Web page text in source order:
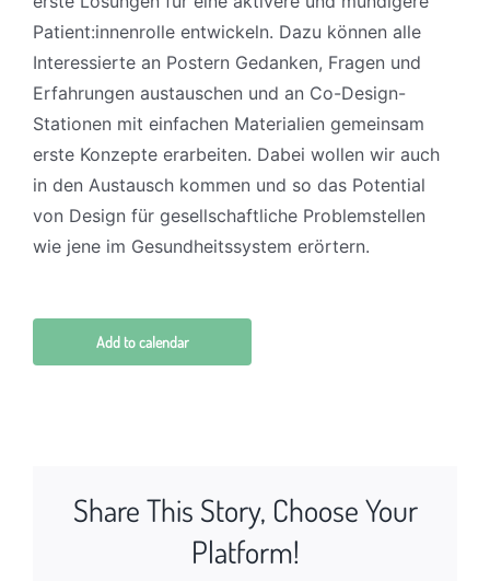
Patient:innenrolle entwickeln. Dazu können alle
Interessierte an Postern Gedanken, Fragen und
Erfahrungen austauschen und an Co-Design-
Stationen mit einfachen Materialien gemeinsam
erste Konzepte erarbeiten. Dabei wollen wir auch
in den Austausch kommen und so das Potential
von Design für gesellschaftliche Problemstellen
wie jene im Gesundheitssystem erörtern.
Add to calendar
Share This Story, Choose Your
Platform!